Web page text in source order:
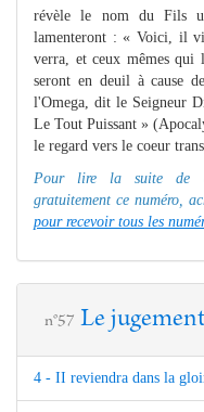
révèle le nom du Fils
lamenteront : « Voici, il
verra, et ceux mêmes qui
seront en deuil à cause
l'Omega, dit le Seigneur
Le Tout Puissant »
le regard vers le coeur
Pour lire la suite de
gratuitement ce numéro,
pour recevoir tous les
n°57 Le
4 - II reviendra dans la